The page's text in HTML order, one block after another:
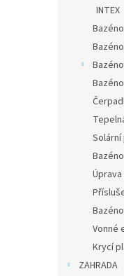
INTEX
Vonné
Krycí
ZAHRADA